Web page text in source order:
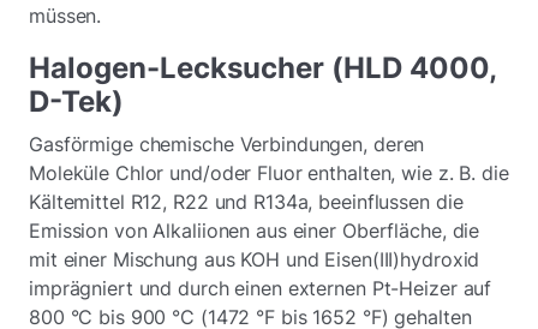
müssen.
Halogen-Lecksucher (HLD 4000,
D-Tek)
Gasförmige chemische Verbindungen, deren
Moleküle Chlor und/oder Fluor enthalten, wie z. B. die
Kältemittel R12, R22 und R134a, beeinflussen die
Emission von Alkaliionen aus einer Oberfläche, die
mit einer Mischung aus KOH und Eisen(III)hydroxid
imprägniert und durch einen externen Pt-Heizer auf
800 °C bis 900 °C (1472 °F bis 1652 °F) gehalten